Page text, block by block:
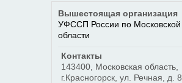
Вышестоящая организация
УФССП России по Московской
области
Контакты
143400, Московская область,
г.Красногорск, ул. Речная, д. 8